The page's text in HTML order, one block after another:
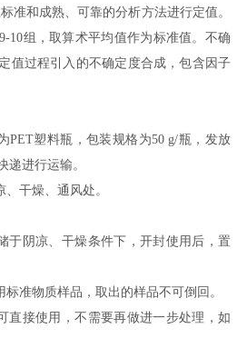
准和成熟、可靠的分析方法进行定值。
9-10组，取算术平均值作为标准值。不确
值过程引入的不确定度合成 ，包含因子
PET塑料瓶，包装规格为50 g/瓶，发放
递进行运输。
、干燥、通风处。
于阴凉、干燥条件下，开封使用后，置
准物质样品，取出的样品不可倒回。
直接使用，不需要再做进一步处理，如